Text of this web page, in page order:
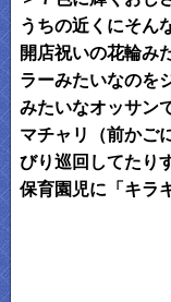
うちの近くにそん
開店祝いの花輪み
ラーみたいなのを
みたいなオッサン
マチャリ（前かご
びり巡回してたり
保育園児に「キラ